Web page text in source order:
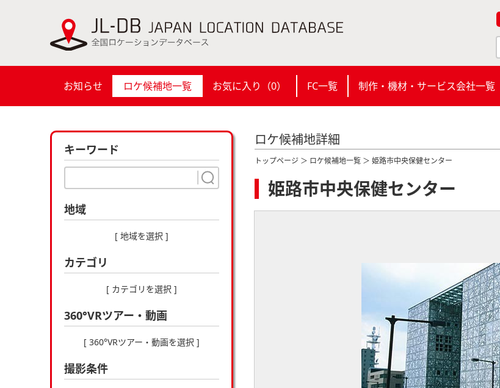
お知らせ ロケ候補地一覧 お気に入り（0） FC一覧 制作・機材・サービス会社一覧
キーワード
地域
[ 地域を選択 ]
カテゴリ
[ カテゴリを選択 ]
360°VRツアー・動画
[ 360°VRツアー・動画を選択 ]
撮影条件
ロケ候補地詳細
トップページ ＞ ロケ候補地一覧 ＞ 姫路市中央保健センター
姫路市中央保健センター